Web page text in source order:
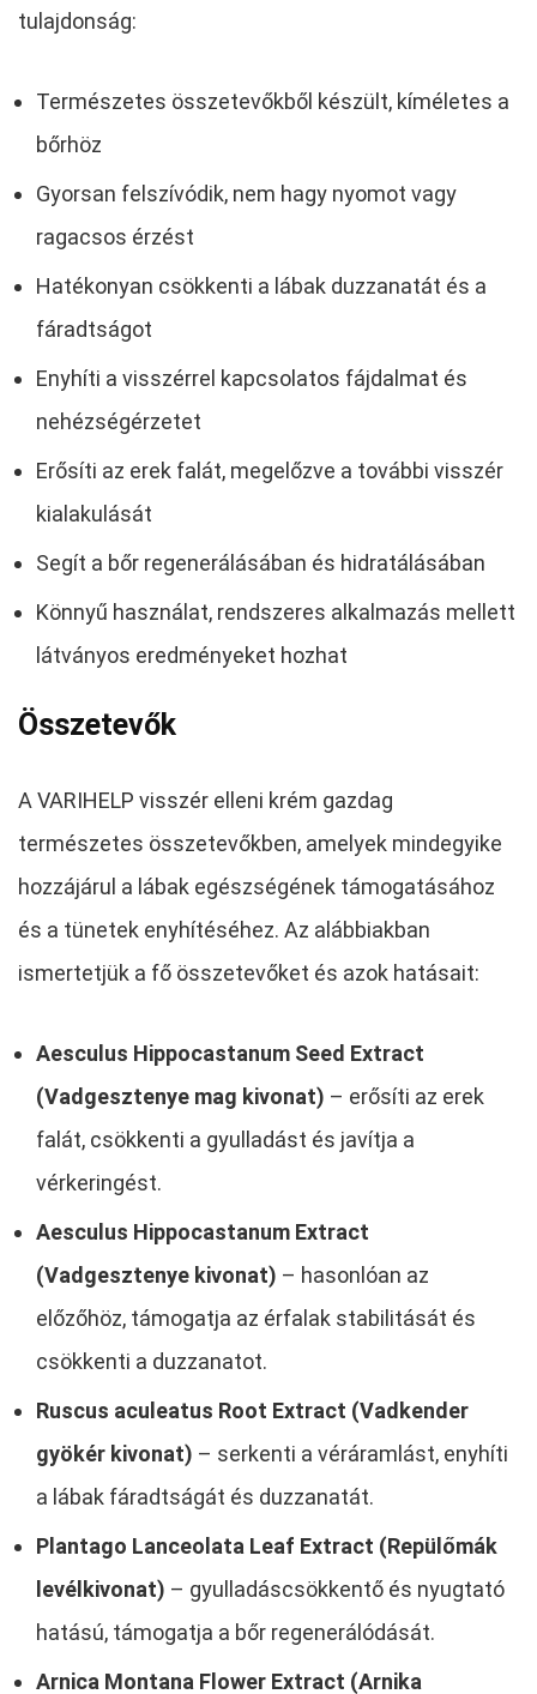
tulajdonság:
Természetes összetevőkből készült, kíméletes a
bőrhöz
Gyorsan felszívódik, nem hagy nyomot vagy
ragacsos érzést
Hatékonyan csökkenti a lábak duzzanatát és a
fáradtságot
Enyhíti a visszérrel kapcsolatos fájdalmat és
nehézségérzetet
Erősíti az erek falát, megelőzve a további visszér
kialakulását
Segít a bőr regenerálásában és hidratálásában
Könnyű használat, rendszeres alkalmazás mellett
látványos eredményeket hozhat
Összetevők
A VARIHELP visszér elleni krém gazdag
természetes összetevőkben, amelyek mindegyike
hozzájárul a lábak egészségének támogatásához
és a tünetek enyhítéséhez. Az alábbiakban
ismertetjük a fő összetevőket és azok hatásait:
Aesculus Hippocastanum Seed Extract
(Vadgesztenye mag kivonat) – erősíti az erek
falát, csökkenti a gyulladást és javítja a
vérkeringést.
Aesculus Hippocastanum Extract
(Vadgesztenye kivonat) – hasonlóan az
előzőhöz, támogatja az érfalak stabilitását és
csökkenti a duzzanatot.
Ruscus aculeatus Root Extract (Vadkender
gyökér kivonat) – serkenti a véráramlást, enyhíti
a lábak fáradtságát és duzzanatát.
Plantago Lanceolata Leaf Extract (Repülőmák
levélkivonat) – gyulladáscsökkentő és nyugtató
hatású, támogatja a bőr regenerálódását.
Arnica Montana Flower Extract (Arnika